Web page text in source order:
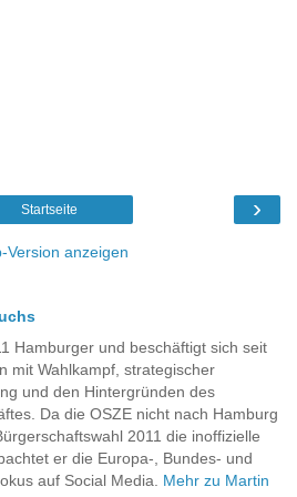
›
Startseite
Version anzeigen
Hamburger und beschäftigt sich seit
mit Wahlkampf, strategischer
und den Hintergründen des
Da die OSZE nicht nach Hamburg
2011 die inoffizielle
er die Europa-, Bundes- und
auf Social Media. Mehr zu Martin